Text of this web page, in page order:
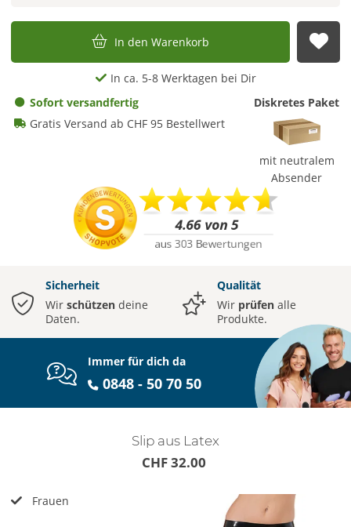
In den Warenkorb
In ca. 5-8 Werktagen bei Dir
Sofort versandfertig
Gratis Versand ab CHF 95 Bestellwert
Diskretes Paket
mit neutralem
Absender
Sicherheit
Wir schützen deine
Daten.
Qualität
Wir prüfen alle
Produkte.
Immer für dich da
0848 - 50 70 50
Slip aus Latex
CHF 32.00
Frauen